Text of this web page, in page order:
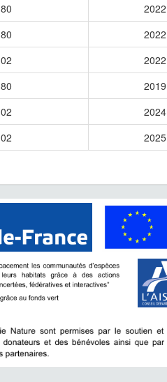
80 2022
80 2022
02 2022
80 2019
02 2024
02 2025